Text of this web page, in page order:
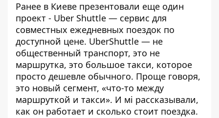
Ранее в Киеве презентовали еще один
проект - Uber Shuttle — сервис для
совместных ежедневных поездок по
доступной цене. UberShuttle — не
общественный транспорт, это не
маршрутка, это большое такси, которое
просто дешевле обычного. Проще говоря,
это новый сегмент, «что-то между
маршруткой и такси». И мі рассказывали,
как он работает и сколько стоит поездка.